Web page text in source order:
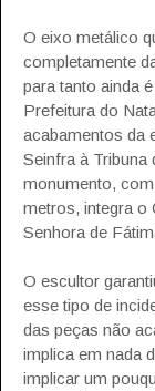
O eixo metálico
completamente
para tanto ainda
Prefeitura do
acabamentos da
Seinfra à Tribuna
monumento,
metros, integra
Senhora de
O escultor
esse tipo de
das peças não
implica em nada
implicar um